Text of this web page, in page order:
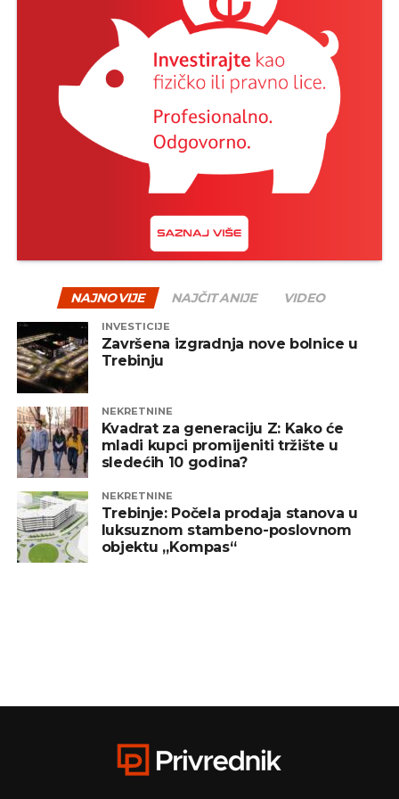
NAJNOVIJE NAJČITANIJE VIDEO
INVESTICIJE
Završena izgradnja nove bolnice u
Trebinju
NEKRETNINE
Kvadrat za generaciju Z: Kako će
mladi kupci promijeniti tržište u
sledećih 10 godina?
NEKRETNINE
Trebinje: Počela prodaja stanova u
luksuznom stambeno-poslovnom
objektu „Kompas“